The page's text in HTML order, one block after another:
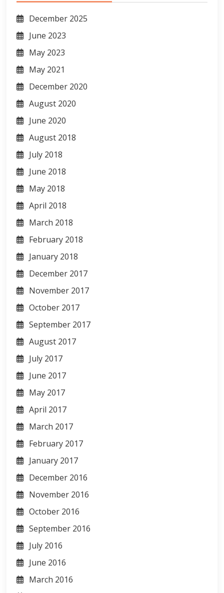
December 2025
June 2023
May 2023
May 2021
December 2020
August 2020
June 2020
August 2018
July 2018
June 2018
May 2018
April 2018
March 2018
February 2018
January 2018
December 2017
November 2017
October 2017
September 2017
August 2017
July 2017
June 2017
May 2017
April 2017
March 2017
February 2017
January 2017
December 2016
November 2016
October 2016
September 2016
July 2016
June 2016
March 2016